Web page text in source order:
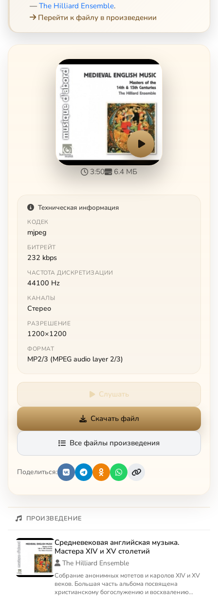
— The Hilliard Ensemble.
Перейти к файлу в произведении
3:50 6.4 МБ
Техническая информация
КОДЕК
mjpeg
БИТРЕЙТ
232 kbps
ЧАСТОТА ДИСКРЕТИЗАЦИИ
44100 Hz
КАНАЛЫ
Стерео
РАЗРЕШЕНИЕ
1200×1200
ФОРМАТ
MP2/3 (MPEG audio layer 2/3)
Слушать
Скачать файл
Все файлы произведения
Поделиться:
ПРОИЗВЕДЕНИЕ
Средневековая английская музыка.
Мастера XIV и XV столетий
The Hilliard Ensemble
Собрание анонимных мотетов и каролов XIV и XV
веков. Большая часть альбома посвящена
христианскому богослужению и восхвалению